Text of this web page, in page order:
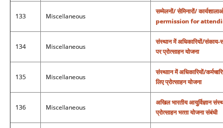
133 Miscellaneous
सम्मेलनों/ सेमिनारों/
permission for
134 Miscellaneous
संस्थान में अधिकारियों/संकाय-
पर प्रोत्साहन योजना
135 Miscellaneous
संस्थाान में अधिकारियों/
लिए प्रोत्साहन योजना
136 Miscellaneous
अखिल भारतीय आयुर्विज्ञान
प्रोत्‍साहन भत्‍ता योजना संबंधी